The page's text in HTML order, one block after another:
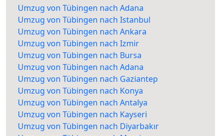
Umzug von Tübingen nach Adana
Umzug von Tübingen nach Istanbul
Umzug von Tübingen nach Ankara
Umzug von Tübingen nach Izmir
Umzug von Tübingen nach Bursa
Umzug von Tübingen nach Adana
Umzug von Tübingen nach Gaziantep
Umzug von Tübingen nach Konya
Umzug von Tübingen nach Antalya
Umzug von Tübingen nach Kayseri
Umzug von Tübingen nach Diyarbakır